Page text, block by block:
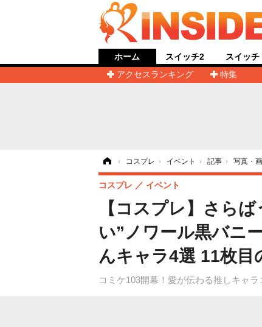
ホーム
アクセスランキング
特集
スイッチ2 スイッチ
› コスプレ › イベント › 記事 › 写真・
【コスプレ】さら
い”ノワール黒バニ
んキャラ4選 11枚目
コミケ103開幕！愛が伝わる推しキャ
コスプレ イベント